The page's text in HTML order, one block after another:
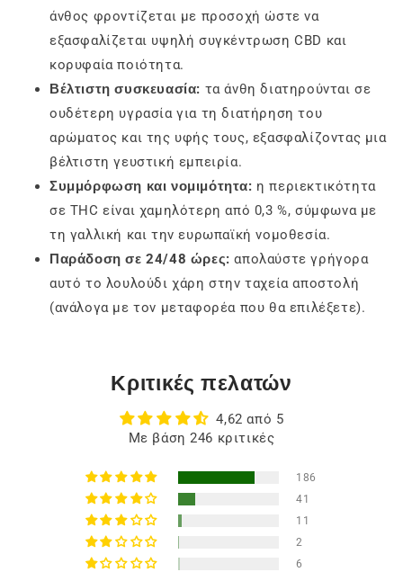
άνθος φροντίζεται με προσοχή ώστε να
εξασφαλίζεται υψηλή συγκέντρωση CBD και
κορυφαία ποιότητα.
Βέλτιστη συσκευασία: τα άνθη διατηρούνται σε
ουδέτερη υγρασία για τη διατήρηση του
αρώματος και της υφής τους, εξασφαλίζοντας μια
βέλτιστη γευστική εμπειρία.
Συμμόρφωση και νομιμότητα: η περιεκτικότητα
σε THC είναι χαμηλότερη από 0,3 %, σύμφωνα με
τη γαλλική και την ευρωπαϊκή νομοθεσία.
Παράδοση σε 24/48 ώρες: απολαύστε γρήγορα
αυτό το λουλούδι χάρη στην ταχεία αποστολή
(ανάλογα με τον μεταφορέα που θα επιλέξετε).
Κριτικές πελατών
4,62 από 5
Με βάση 246 κριτικές
186
41
11
2
6